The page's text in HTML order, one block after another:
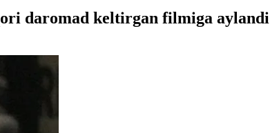
daromad keltirgan filmiga aylandi